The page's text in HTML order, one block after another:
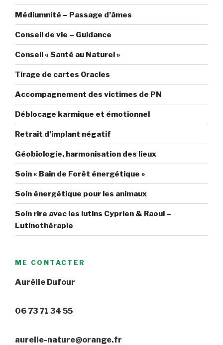
s’alléger
et
joie
! »
Médiumnité – Passage d’âmes
Conseil de vie – Guidance
Conseil « Santé au Naturel »
Tirage de cartes Oracles
Accompagnement des victimes de PN
Déblocage karmique et émotionnel
Retrait d’implant négatif
Géobiologie, harmonisation des lieux
Soin « Bain de Forêt énergétique »
Soin énergétique pour les animaux
Soin rire avec les lutins Cyprien & Raoul –
Lutinothérapie
ME CONTACTER
Aurélie Dufour
06 73 71 34 55
aurelie-nature@orange.fr